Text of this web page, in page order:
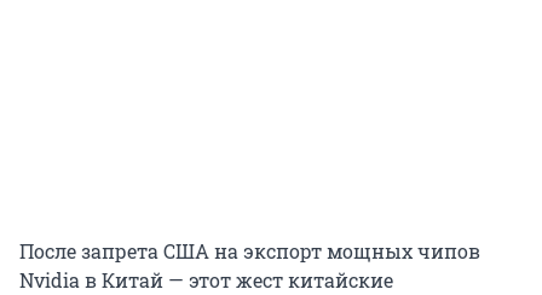
После запрета США на экспорт мощных чипов
Nvidia в Китай — этот жест китайские